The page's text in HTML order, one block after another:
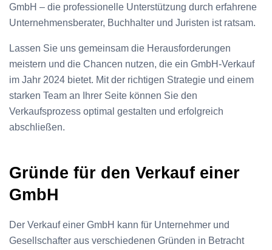
GmbH – die professionelle Unterstützung durch erfahrene
Unternehmensberater, Buchhalter und Juristen ist ratsam.
Lassen Sie uns gemeinsam die Herausforderungen
meistern und die Chancen nutzen, die ein GmbH-Verkauf
im Jahr 2024 bietet. Mit der richtigen Strategie und einem
starken Team an Ihrer Seite können Sie den
Verkaufsprozess optimal gestalten und erfolgreich
abschließen.
Gründe für den Verkauf einer
GmbH
Der Verkauf einer GmbH kann für Unternehmer und
Gesellschafter aus verschiedenen Gründen in Betracht